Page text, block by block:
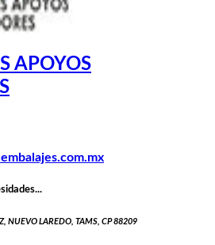
APOYOS
NUEVO LAREDO, TAMS, CP 88209